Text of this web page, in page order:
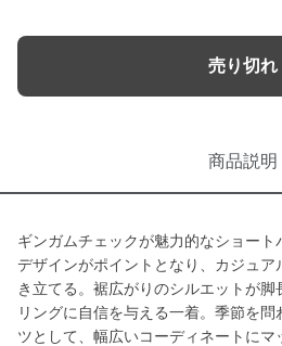
売り切れ
商品説明
ギンガムチェックが魅力的なショー
デザインがポイントとなり、カジュア
き立てる。裾広がりのシルエットが
リングに自信を与える一着。季節を
ツとして、幅広いコーディネートに